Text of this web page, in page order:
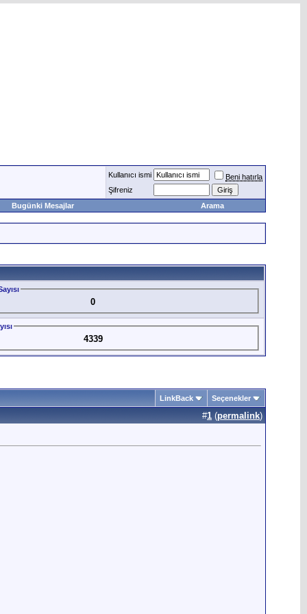
Kullanıcı ismi
Beni hatırla
Şifreniz
Bugünki Mesajlar
Arama
0
4339
LinkBack Seçenekler
#1 (permalink)